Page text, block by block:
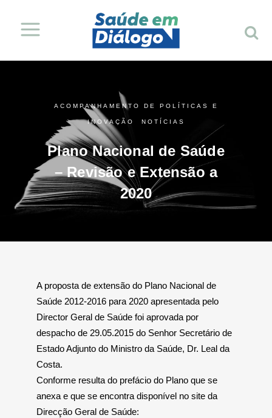
ACOMPANHAMENTO DE POLÍTICAS E
INOVAÇÃO NOTÍCIAS
Plano Nacional de Saúde
– Revisão e Extensão a
2020
A proposta de extensão do Plano Nacional de
Saúde 2012-2016 para 2020 apresentada pelo
Director Geral de Saúde foi aprovada por
despacho de 29.05.2015 do Senhor Secretário de
Estado Adjunto do Ministro da Saúde, Dr. Leal da
Costa.
Conforme resulta do prefácio do Plano que se
anexa e que se encontra disponível no site da
Direcção Geral de Saúde: